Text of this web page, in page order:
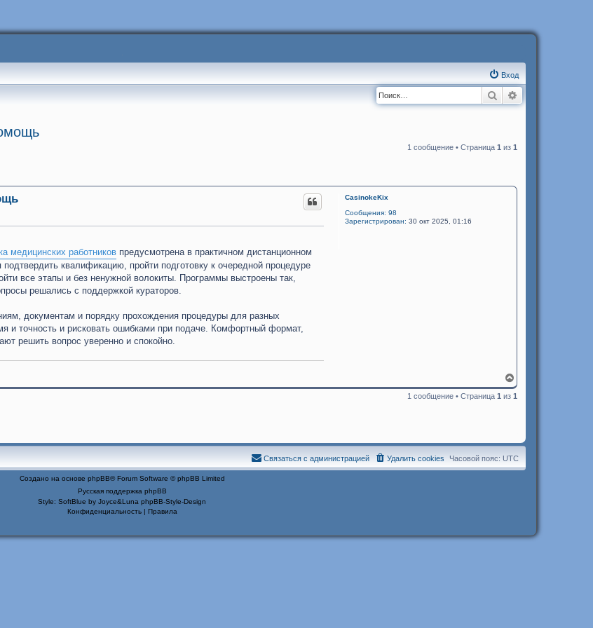
Вход
Поиск
1 сообщение • Страница 1 из 1
CasinokeKix
Сообщения: 98
Зарегистрирован: 30 окт 2025, 01:16
медицинских работников предусмотрена в практичном дистанционном
квалификацию, пройти подготовку к очередной процедуре
все этапы и без ненужной волокиты. Программы выстроены так,
решались с поддержкой кураторов.
документам и порядку прохождения процедуры для разных
и точность и рисковать ошибками при подаче. Комфортный формат,
решить вопрос уверенно и спокойно.
е
р
с
я
1 сообщение • Страница 1 из 1
Часовой пояс: UTC
Удалить cookies
Связаться с администрацией
Создано на основе phpBB® Forum Software © phpBB Limited
Русская поддержка phpBB
Style: SoftBlue by Joyce&Luna phpBB-Style-Design
Конфиденциальность| Правила